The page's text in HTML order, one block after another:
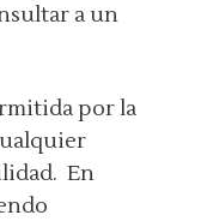
a un
por la
En